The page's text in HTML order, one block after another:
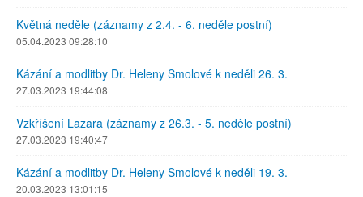
Květná neděle (záznamy z 2.4. - 6. neděle postní)
05.04.2023 09:28:10
Kázání a modlitby Dr. Heleny Smolové k neděli 26. 3.
27.03.2023 19:44:08
Vzkříšení Lazara (záznamy z 26.3. - 5. neděle postní)
27.03.2023 19:40:47
Kázání a modlitby Dr. Heleny Smolové k neděli 19. 3.
20.03.2023 13:01:15